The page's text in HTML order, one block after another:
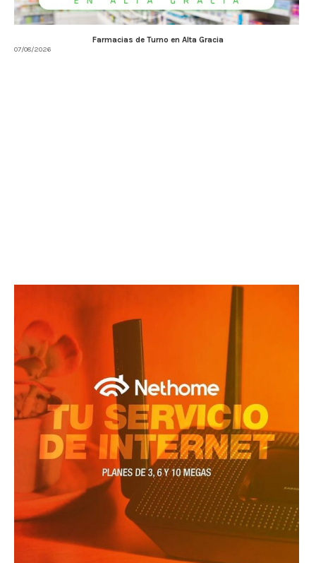
Farmacias de Turno en Alta Gracia
07/08/2026